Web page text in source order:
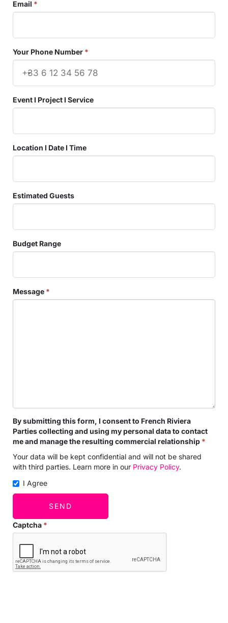
Email *
Your Phone Number *
Event I Project I Service
Location I Date I Time
Estimated Guests
Budget Range
Message *
By submitting this form, I consent to French Riviera
Parties collecting and using my personal data to contact
me and manage the resulting commercial relationship *
Your data will be kept confidential and will not be shared
with third parties. Learn more in our Privacy Policy.
I Agree
SEND
Captcha *